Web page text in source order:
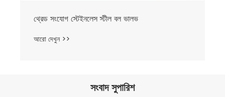
থ্রেড সংযোগ স্টেইনলেস স্টীল বল ভালভ
আরো দেখুন >>
সংবাদ সুপারিশ